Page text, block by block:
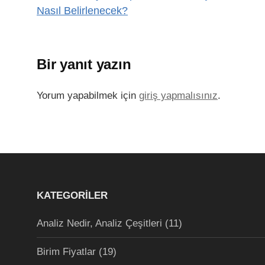
Nasıl Belirlenecek?
Bir yanıt yazın
Yorum yapabilmek için giriş yapmalısınız.
KATEGORILER
Analiz Nedir, Analiz Çeşitleri (11)
Birim Fiyatlar (19)